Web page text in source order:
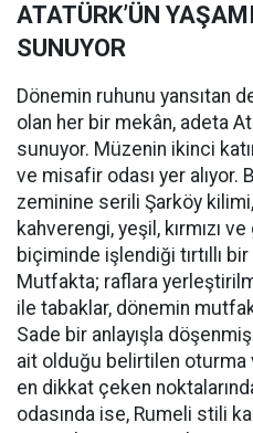
ATATÜRK’ÜN
SUNUYOR
Dönemin ruhunu yansıtan
olan her bir mekân, adeta
sunuyor. Müzenin ikinci
ve misafir odası yer alıyor.
zeminine serili Şarköy
kahverengi, yeşil, kırmızı
biçiminde işlendiği tırtıllı
Mutfakta; raflara
ile tabaklar, dönemin
Sade bir anlayışla
ait olduğu belirtilen oturma
en dikkat çeken
odasında ise, Rumeli stili